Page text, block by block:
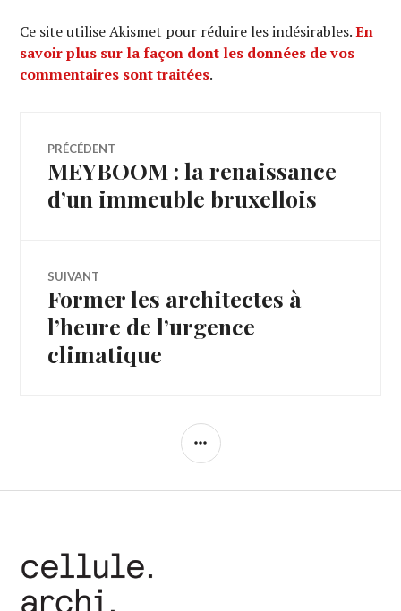
Ce site utilise Akismet pour réduire les indésirables.En
savoir plus sur la façon dont les données de vos
commentaires sont traitées.
Navigation
de
PRÉCÉDENT
Article
précédent :
MEYBOOM : la renaissance
d’un immeuble bruxellois
SUIVANT
Article
Suivant:
Former les architectes à
l’heure de l’urgence
climatique
COLONNE